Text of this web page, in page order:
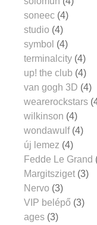
soneec (4)
studio (4)
symbol (4)
terminalcity (4)
up! the club (4)
van gogh 3D (4)
wearerockstars
wilkinson (4)
wondawulf (4)
új lemez (4)
Fedde Le Grand
Margitsziget (3)
Nervo (3)
VIP belépő (3)
ages (3)